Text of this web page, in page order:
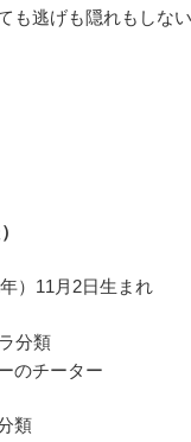
も逃げも隠れもしな
）11月2日生まれ
分類
のチーター
類